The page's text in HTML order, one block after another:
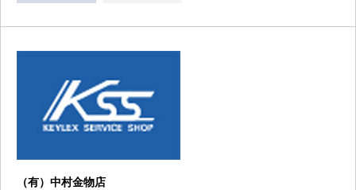
（有）中村金物店